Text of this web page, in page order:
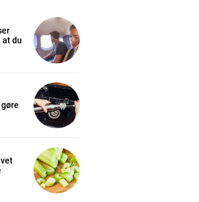
du